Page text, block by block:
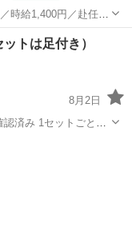
時給1,400円／赴任旅
用可能／マイカー通
トは足付き）
8月2日
済み 1セットごとに